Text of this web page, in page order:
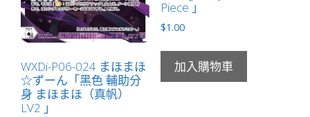
WXDi-P06-024 まほまほ
☆ずーん「黑色 輔助分
身 まほまほ（真帆）
LV2 」
Piece 」
$1.00
加入購物車